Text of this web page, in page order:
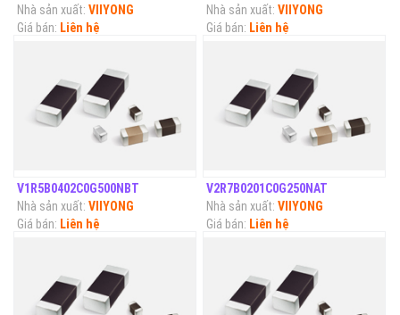
Nhà sản xuất: VIIYONG
Giá bán: Liên hệ
Nhà sản xuất: VIIYONG
Giá bán: Liên hệ
V1R5B0402C0G500NBT
Nhà sản xuất: VIIYONG
Giá bán: Liên hệ
V2R7B0201C0G250NAT
Nhà sản xuất: VIIYONG
Giá bán: Liên hệ